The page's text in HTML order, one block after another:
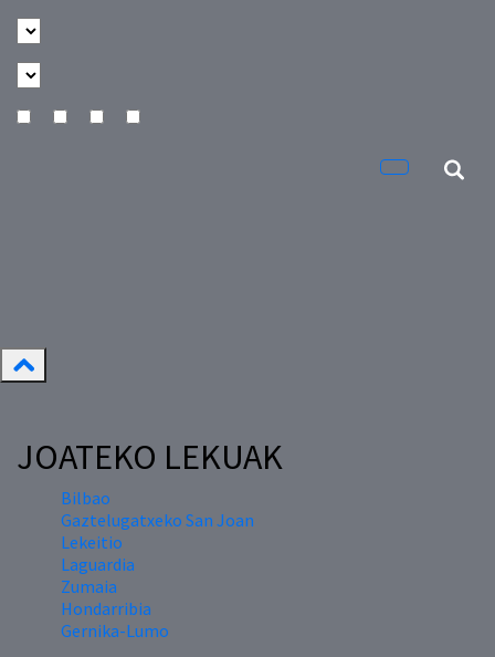
JOATEKO LEKUAK
Bilbao
Gaztelugatxeko San Joan
Lekeitio
Laguardia
Zumaia
Hondarribia
Gernika-Lumo